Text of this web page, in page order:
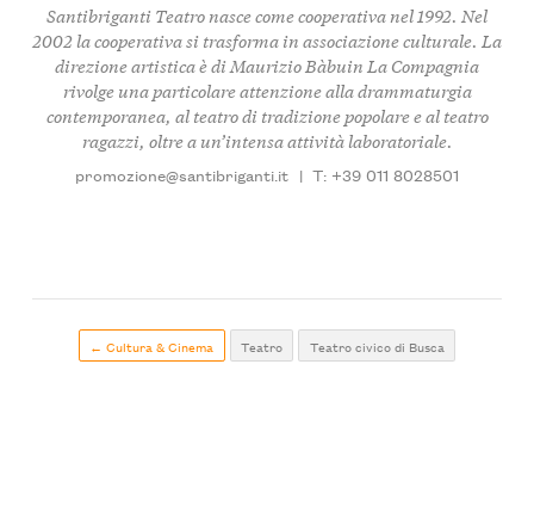
Santibriganti Teatro nasce come cooperativa nel 1992. Nel
2002 la cooperativa si trasforma in associazione culturale. La
direzione artistica è di Maurizio Bàbuin La Compagnia
rivolge una particolare attenzione alla drammaturgia
contemporanea, al teatro di tradizione popolare e al teatro
ragazzi, oltre a un’intensa attività laboratoriale.
promozione@santibriganti.it | T: +39 011 8028501
← Cultura & Cinema Teatro Teatro civico di Busca